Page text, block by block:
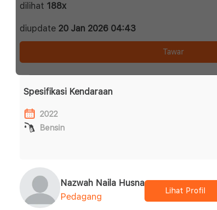
dilihat 188x
diupdate 20 Jan 2026 04:43
Tawar
Spesifikasi Kendaraan
2022
Bensin
Nazwah Naila Husna
Pedagang
Lihat Profil